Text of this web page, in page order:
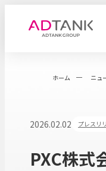
ホーム ニュ
2026.02.02 プレスリ
PXC株式